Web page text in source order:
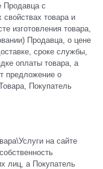
Продавца с
товара и
изготовления товара,
Продавца, о цене
сроке службы,
оплаты товара, а
предложение о
Покупатель
на сайте
лиц, а Покупатель